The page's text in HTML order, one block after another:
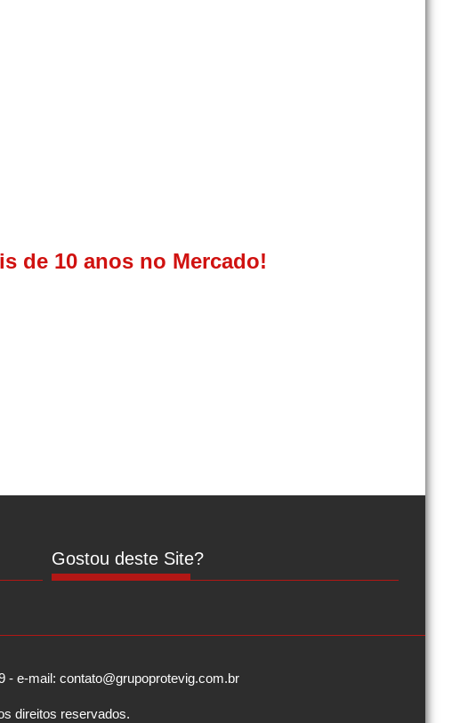
de 10 anos no Mercado!
Gostou deste Site?
- e-mail: contato@grupoprotevig.com.br
direitos reservados.